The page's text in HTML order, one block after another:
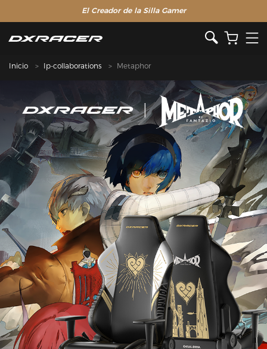
El Creador de la Silla Gamer
Inicio Ip-collaborations Metaphor